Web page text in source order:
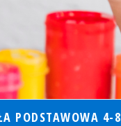
PODSTAWOWA 4-8